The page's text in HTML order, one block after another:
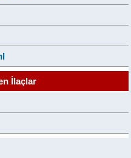
İlaçlar